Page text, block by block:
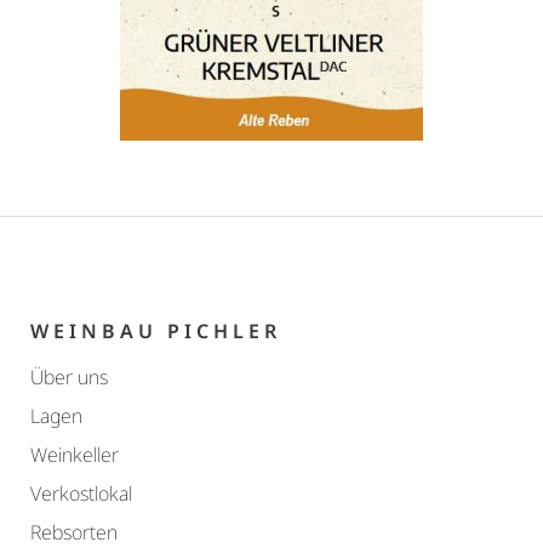
Grüner Veltliner Ried Obere
Sandgrube „Alte Reben“
Kremstal DAC 2023
€7,90
WEINBAU PICHLER
Über uns
Lagen
Weinkeller
Verkostlokal
Rebsorten